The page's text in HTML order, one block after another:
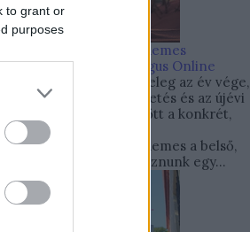
to grant or
purposes
Néhány dolog, amit érdemes
elengedned.
Pszichológus Online
Közeleg az év vége,
sokak számára a számvetés és az újévi
fogadalmak ideje. Mielőtt a konkrét,
kézzelfogható célokra
összpontosítanánk, érdemes a belső,
lelki célokkal is foglalkoznunk egy...